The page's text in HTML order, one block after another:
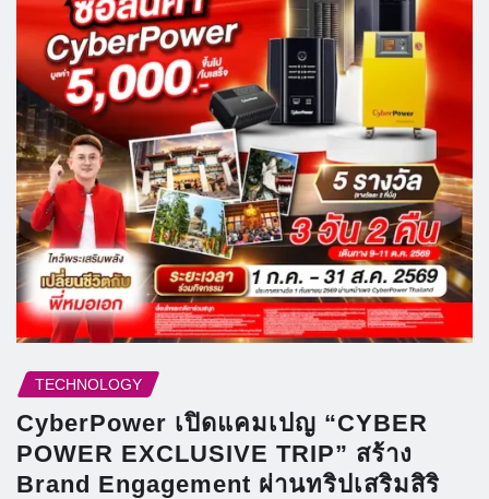
TECHNOLOGY
CyberPower เปิดแคมเปญ “CYBER
POWER EXCLUSIVE TRIP” สร้าง
Brand Engagement ผ่านทริปเสริมสิริ